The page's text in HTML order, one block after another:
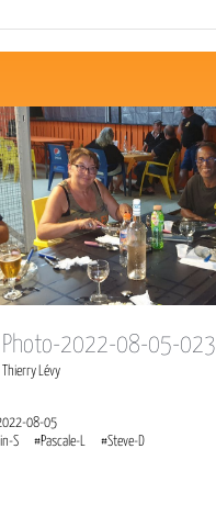
Photo-2022-08-05-023
Thierry Lévy
08-05
S #Pascale-L #Steve-D